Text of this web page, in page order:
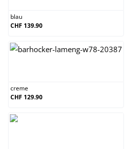
blau
CHF 139.90
creme
CHF 129.90